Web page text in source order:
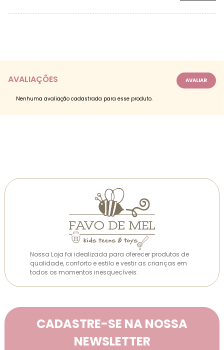
AVALIAÇÕES
Nenhuma avaliação cadastrada para esse produto.
Nossa Loja foi idealizada para oferecer produtos de
qualidade, conforto e estilo e vestir as crianças em
todos os momentos inesquecíveis.
CADASTRE-SE NA NOSSA
NEWSLETTER